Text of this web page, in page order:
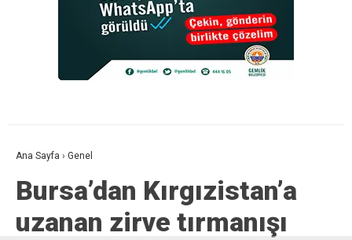
Ana Sayfa › Genel
Bursa’dan Kırgızistan’a
uzanan zirve tırmanışı